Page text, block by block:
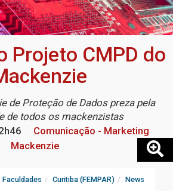
Projeto CMPD do
de Proteção de Dados preza pela
de todos os mackenzistas
Comunicação - Marketing
Mackenzie
Faculdades Curitiba (FEMPAR) News